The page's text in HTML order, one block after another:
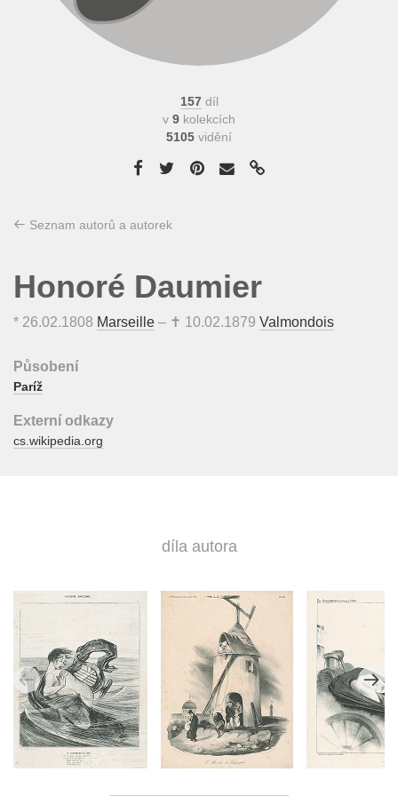
157díl
v 9 kolekcích
5105 vidění
Seznam autorů a autorek
Honoré Daumier
* 26.02.1808 Marseille – ✝ 10.02.1879 Valmondois
Působení
Paríž
Externí odkazy
cs.wikipedia.org
díla autora